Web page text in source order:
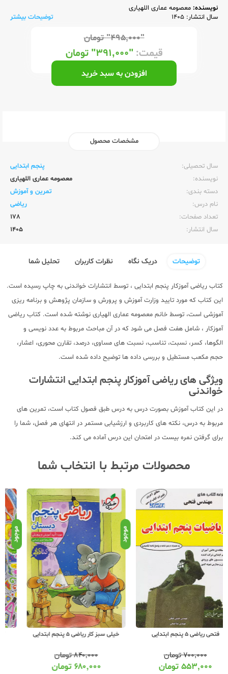
نویسنده: معصومه عماری اللهیاری
سال انتشار: 1405
توضیحات بیشتر
"۴۹۵,۰۰۰" تومان
قیمت:"۳۹۱,۰۰۰" تومان
افزودن به سبد خرید
مشخصات محصول
سال تحصیلی:‌
پنجم ابتدایی
نویسنده:‌
معصومه عماری اللهیاری
دسته بندی:
تمرین و آموزش
نام درس:
ریاضی
تعداد صفحات:‌
178
سال انتشار:‌
1405
توضیحات دریک نگاه نظرات کاربران تحلیل شما
کتاب ریاضی آموزکار پنجم ابتدایی ، توسط انتشارات خواندنی به چاپ رسیده است.
این کتاب که مورد تایید وزارت آموزش و پرورش و سازمان پژوهش و برنامه ریزی
آموزشی است، توسط خانم معصومه عماری الهیاری نوشته شده است. کتاب ریاضی
آموزکار ، شامل هفت فصل می شود که در آن مباحث مربوط به عدد نویسی و
الگوها، کسر، نسبت، تناسب، نسبت های مساوی، درصد، تقارن محوری، اعشار،
حجم مکعب مستطیل و بررسی داده ها توضیح داده شده است.
ویژگی های ریاضی آموزکار پنجم ابتدایی انتشارات
خواندنی
در این کتاب آموزش بصورت درس به درس طبق فصول کتاب است، تمرین های
مربوط به درس، نکته های کاربردی و ارزشیابی مستمر در انتهای هر فصل، شما را
برای گرفتن نمره بیست در امتحان این درس آماده می کند.
محصولات مرتبط با انتخاب شما
موجود
خیلی سبز کار ریاضی 5 پنجم ابتدایی
۸۴۰,۰۰۰تومان
۶۸۰,۰۰۰تومان
موجود
گاج دفتر ریاضی 5 پنجم ابتدایی
۵۴۰,۰۰۰تومان
۴۲۶,۰۰۰تومان